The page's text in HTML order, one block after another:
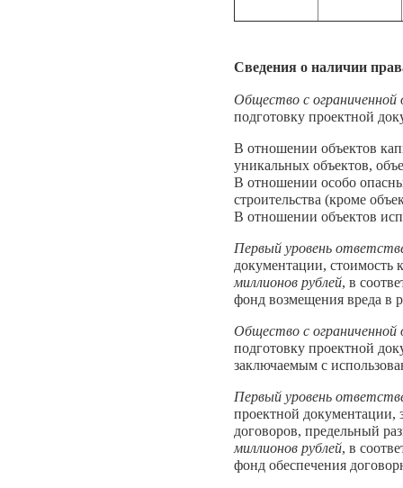
Сведения о наличии
Общество с
подготовку проектной
В отношении объектов
уникальных объектов,
В отношении особо
строительства (кроме
В отношении объектов
Первый уровень
документации, стоимость
миллионов рублей, в
фонд возмещения вреда в
Общество с
подготовку проектной
заключаемым с
Первый уровень
проектной документации,
договоров, предельный
миллионов рублей, в
фонд обеспечения